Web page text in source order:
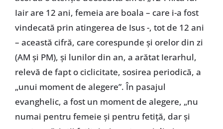
Iair are 12 ani, femeia are boala – care i-a fost
vindecată prin atingerea de Isus -, tot de 12 ani
– această cifră, care corespunde și orelor din zi
(AM și PM), și lunilor din an, a arătat Ierarhul,
relevă de fapt o ciclicitate, sosirea periodică, a
„unui moment de alegere”. În pasajul
evanghelic, a fost un moment de alegere, „nu
numai pentru femeie și pentru fetiță, dar și